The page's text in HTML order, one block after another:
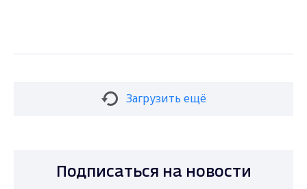
Загрузить ещё
Подписаться на новости